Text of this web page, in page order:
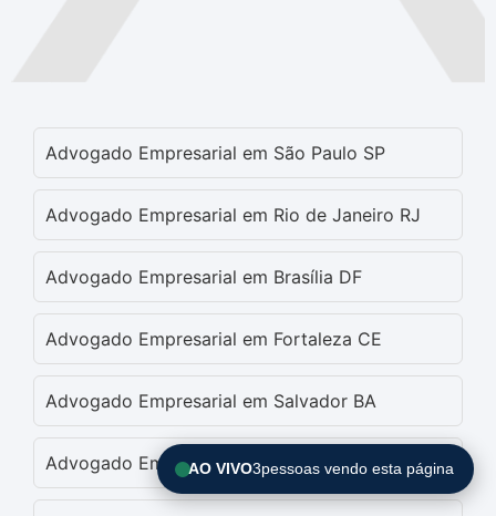
AO VIVO3pessoas vendo esta página
Advogado Empresarial em São Paulo SP
Advogado Empresarial em Rio de Janeiro RJ
Advogado Empresarial em Brasília DF
Advogado Empresarial em Fortaleza CE
Advogado Empresarial em Salvador BA
Advogado Empresarial em Belo Horizonte MG